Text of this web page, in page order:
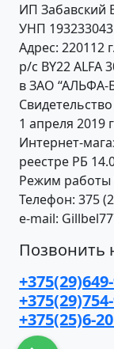
ИП Забавский
УНП 193233043
Адрес: 220112
р/с BY22 ALFA
в ЗАО “АЛЬФА-
1 апреля 2019
Интернет-
реестре РБ
Режим работы
Телефон: 375
e-mail:
Позвонить
+375(25)6-